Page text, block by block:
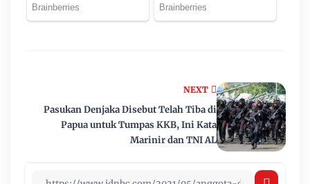
NEXT
Pasukan Denjaka Disebut Telah Tiba di
Papua untuk Tumpas KKB, Ini Kata
Marinir dan TNI AL